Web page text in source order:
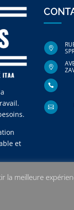
et




la meilleure